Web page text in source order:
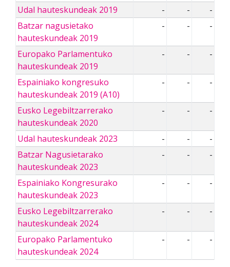
Udal hauteskundeak 2019 - -
-
Batzar nagusietako
hauteskundeak 2019
- - -
Europako Parlamentuko
hauteskundeak 2019
- - -
Espainiako kongresuko
hauteskundeak 2019 (A10)
- - -
Eusko Legebiltzarrerako
hauteskundeak 2020
- - -
Udal hauteskundeak 2023 - -
-
Batzar Nagusietarako
hauteskundeak 2023
- - -
Espainiako Kongresurako
hauteskundeak 2023
- - -
Eusko Legebiltzarrerako
hauteskundeak 2024
- - -
Europako Parlamentuko
hauteskundeak 2024
- - -